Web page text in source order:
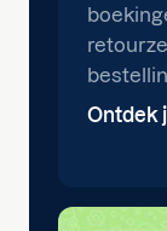
Ontdek